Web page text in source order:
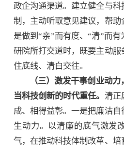
政企沟通渠道。建立健全与
制，主动听取意见建议，帮
是做到“亲”而有度、“清”而
研院所打交道时，既要主动
住底线、清白交往。
（三）激发干事创业动
当科技创新的时代重任。 清正
成、相得益彰。一是把廉洁
生动力。以清廉的底气激发
气，在推动科技体制改革、